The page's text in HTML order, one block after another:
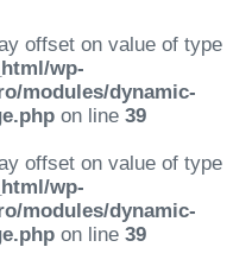
offset on value of type
wp-
modules/dynamic-
on line 39
offset on value of type
wp-
modules/dynamic-
on line 39